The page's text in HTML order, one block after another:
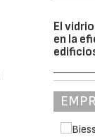
El
en la